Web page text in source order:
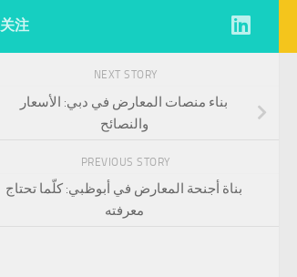
关注:
NEXT STORY
بناء منصات المعارض في دبي: الأسعار
والنصائح
PREVIOUS STORY
بناة أجنحة المعارض في أبوظبي: كلّما تحتاج
معرفته